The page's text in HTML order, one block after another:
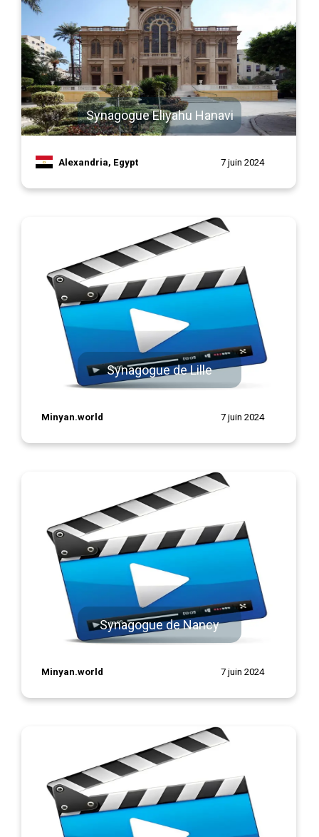
Synagogue Eliyahu Hanavi
Alexandria, Egypt 7 juin 2024
Synagogue de Lille
Minyan.world 7 juin 2024
Synagogue de Nancy
Minyan.world 7 juin 2024